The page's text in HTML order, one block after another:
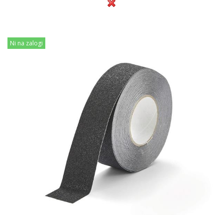
Ni na zalogi